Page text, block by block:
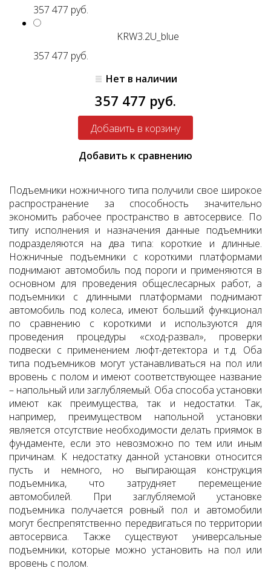
357 477 руб.
KRW3.2U_blue
357 477 руб.
Нет в наличии
357 477 руб.
Добавить к сравнению
Подъемники ножничного типа получили свое широкое
распространение за способность значительно
экономить рабочее пространство в автосервисе. По
типу исполнения и назначения данные подъемники
подразделяются на два типа: короткие и длинные.
Ножничные подъемники с короткими платформами
поднимают автомобиль под пороги и применяются в
основном для проведения общеслесарных работ, а
подъемники с длинными платформами поднимают
автомобиль под колеса, имеют больший функционал
по сравнению с короткими и используются для
проведения процедуры «сход-развал», проверки
подвески с применением люфт-детектора и т.д. Оба
типа подъемников могут устанавливаться на пол или
вровень с полом и имеют соответствующее название
– напольный или заглубляемый. Оба способа установки
имеют как преимущества, так и недостатки. Так,
например, преимуществом напольной установки
является отсутствие необходимости делать приямок в
фундаменте, если это невозможно по тем или иным
причинам. К недостатку данной установки относится
пусть и немного, но выпирающая конструкция
подъемника, что затрудняет перемещение
автомобилей. При заглубляемой установке
подъемника получается ровный пол и автомобили
могут беспрепятственно передвигаться по территории
автосервиса. Также существуют универсальные
подъемники, которые можно установить на пол или
вровень с полом.